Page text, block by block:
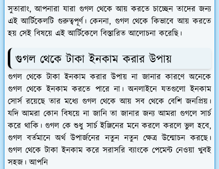
সুতারাং, আপনারা যারা গুগল থেকে আয় করতে চাচ্ছেন তাদের জন্য
এই আর্টিকেলটি গুরুত্বপূর্ণ। কেননা, গুগল থেকে কিভাবে আয় করতে
হয় সেই বিষয়ে এই আর্টিকেলে বিস্তারিত আলোচনা করেছি।
গুগল থেকে টাকা ইনকাম করার উপায়
গুগল থেকে টাকা ইনকাম করার উপায় না জানার কারণে অনেকে
গুগল থেকে ইনকাম করতে পারে না। অনলাইনে যতগুলো ইনকাম
সোর্স রয়েছে তার মধ্যে গুগল থেকে আয় সব থেকে বেশি জনপ্রিয়।
যদি আমরা কোন বিষয়ে না জানি তা জানার জন্য আমরা গুগলে সার্চ
করে থাকি। গুগল কে শুধু সার্চ ইঞ্জিনের মনে করলে করলে ভুল হবে,
গুগল বর্তমানে অর্থ উপার্জনের নতুন নতুন ক্ষেত্র উন্মোচন করছে।
গুগল থেকে টাকা ইনকাম করে সরাসরি ব্যাংকে পেমেন্ট নেওয়া খুবই
সহজ। আপনি